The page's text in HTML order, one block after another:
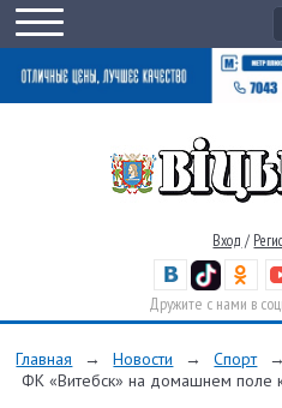
Вход /
Дружите с нами в
Главная → Новости → Спорт
→
ФК «Витебск» на домашнем поле